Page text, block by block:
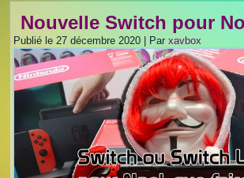
Nouvelle Switch pour
Publié le 27 décembre 2020 Par xavbox